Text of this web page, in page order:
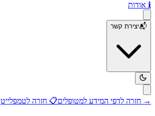
ℹ️ אודות
📬יצירת קשר
→ חזרה לדפי המידע למטופלים📋 חזרה לטמפלייט